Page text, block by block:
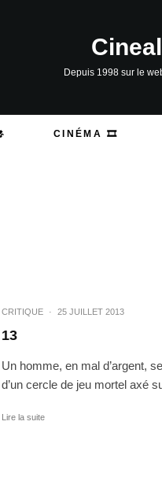
Depuis 1998 sur le
CINÉMA 🎞️
CRITIQUE · 25 JUILLET 2013
13
Un homme, en mal d’argent,
d’un cercle de jeu mortel axé
Lire la suite